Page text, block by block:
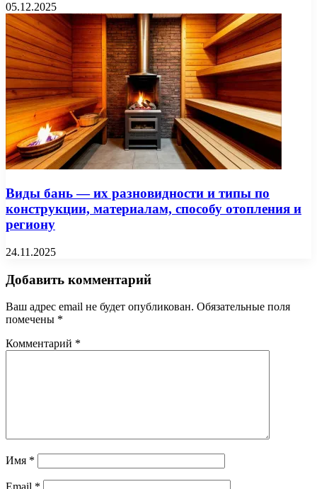
05.12.2025
Виды бань — их разновидности и типы по
конструкции, материалам, способу отопления и
региону
24.11.2025
Добавить комментарий
Ваш адрес email не будет опубликован. Обязательные поля
помечены *
Комментарий *
Имя *